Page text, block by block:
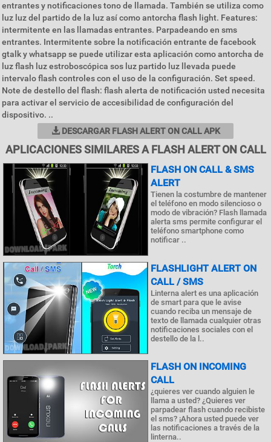
entrantes y notificaciones tono de llamada. También se utiliza como
luz luz del partido de la luz así como antorcha flash light. Features:
intermitente en las llamadas entrantes. Parpadeando en sms
entrantes. Intermitente sobre la notificación entrante de facebook
gtalk y whatsapp se puede utilizar esta aplicación como antorcha de
luz flash luz estroboscópica sos luz partido luz llevada puede
intervalo flash controles con el uso de la configuración. Set speed.
Note de destello del flash: flash alerta de notificación usted necesita
para activar el servicio de accesibilidad de configuración del
dispositivo. ..
DESCARGAR FLASH ALERT ON CALL APK
APLICACIONES SIMILARES A FLASH ALERT ON CALL
FLASH ON CALL & SMS
ALERT
Tienen la costumbre de mantener
el teléfono en modo silencioso o
modo de vibración? Flash llamada
alerta sms permite configurar el
teléfono smartphone como
notificar ..
FLASHLIGHT ALERT ON
CALL / SMS
Linterna alert es una aplicación
de smart para que le avise
cuando reciba un mensaje de
texto de llamada cualquier otras
notificaciones sociales con el
destello de la l..
FLASH ON INCOMING
CALL
¿quieres ver cuando alguien le
llama a usted? ¿Quieres ver
parpadear flash cuando recibiste
el sms? ¡Ahora usted puede ver
las notificaciones a través de la
linterna..